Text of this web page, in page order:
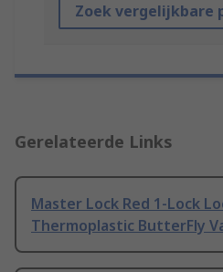
Zoek vergelijkbare
Gerelateerde Links
Master Lock Red 1-Lock
Thermoplastic ButterFly